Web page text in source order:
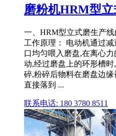
磨粉机HRM型
一、HRM型立式磨生产线
工作原理： 电动机通过
口均匀喂入磨盘,在离心
动,经过磨盘上的环形槽
碎,粉碎后物料在磨盘边
直接落到 ...
联系电话: 180 3780 8511